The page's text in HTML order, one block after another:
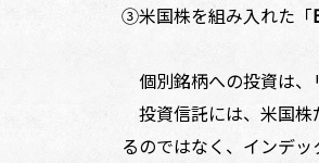
③米国株を組み入れた「
個別銘柄への投資は、
投資信託には、米国株
るのではなく、インデ